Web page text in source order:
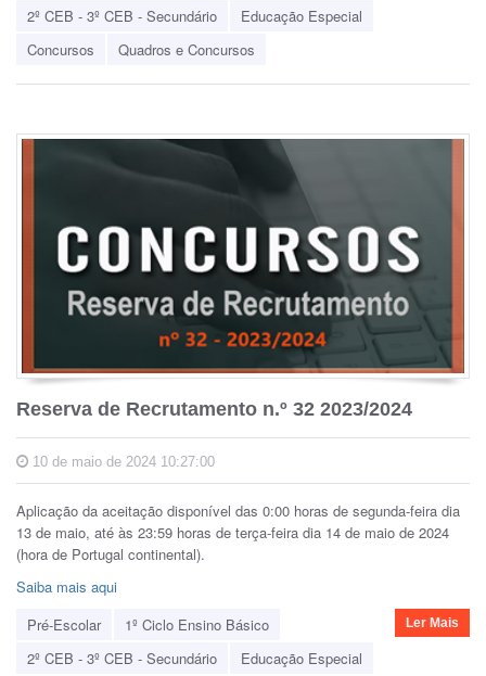
2º CEB - 3º CEB - Secundário
Educação Especial
Concursos
Quadros e Concursos
Reserva de Recrutamento n.º 32 2023/2024
10 de maio de 2024 10:27:00
Aplicação da aceitação disponível das 0:00 horas de segunda-feira dia
13 de maio, até às 23:59 horas de terça-feira dia 14 de maio de 2024
(hora de Portugal continental).
Saiba mais aqui
Pré-Escolar
1º Ciclo Ensino Básico
2º CEB - 3º CEB - Secundário
Educação Especial
Ler Mais